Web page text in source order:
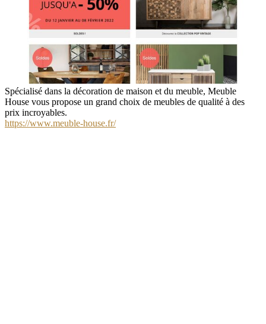
Spécialisé dans la décoration de maison et du meuble, Meuble
House vous propose un grand choix de meubles de qualité à des
prix incroyables.
https://www.meuble-house.fr/